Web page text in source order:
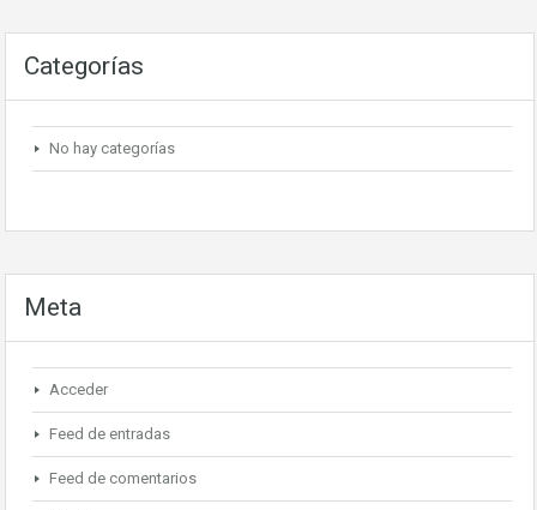
Categorías
No hay categorías
Meta
Acceder
Feed de entradas
Feed de comentarios